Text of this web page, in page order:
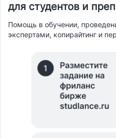
для студентов и
Помощь в обучении,
экспертами, копирайтинг и